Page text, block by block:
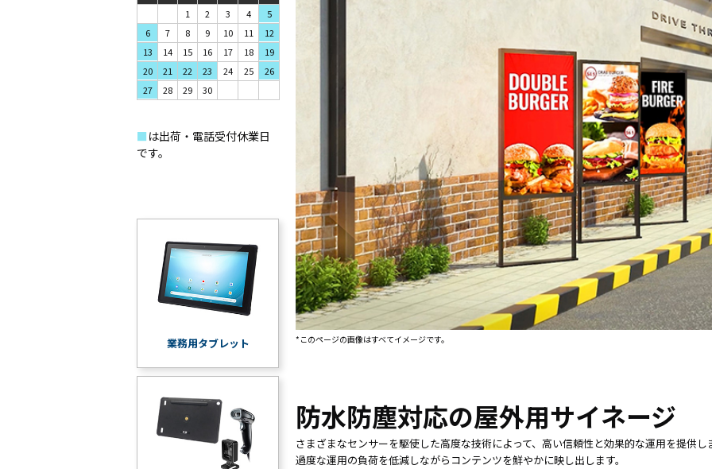
Android
タブレッ
ト TA2C-
DR9
Android
タブレッ
ト TA2C-
M8AC
Android
タブレッ
ト TA2C-
M8
PTJ-MCシ
リーズ、
PDS-MC
タブレッ
ト純正オ
プション
イザー」
サポート
支援アプ
パッ
ク
教育
機関
向け
ICT
支援
ソリ
ュー
ショ
ン
教育
機関
向け
ネッ
トワ
ーク
機器
導入
自治
け
*このページの画像はすべてイメージです。
防水防塵対応の屋外用サイネージ
さまざまなセンサーを駆使した高度な技術によって、高い信頼性と効果的な運用を提供
過度な運用の負荷を低減しながらコンテンツを鮮やかに映し出します。
1
2 3 4
5
6
7 8 9 10 11
12
13
14 15 16 17 18
19
20
21 22 23 24 25
26
27
28 29 30
■ は出荷・電話受付休業日
です。
業務用タブレット